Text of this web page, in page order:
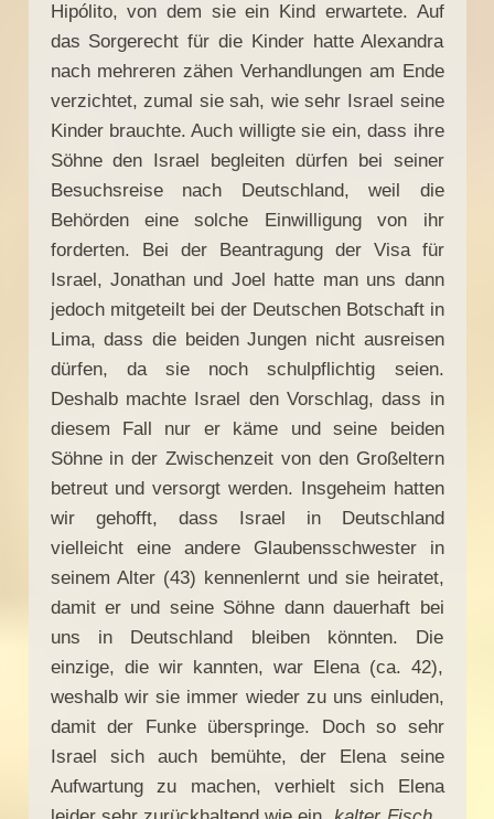
Hipólito, von dem sie ein Kind erwartete. Auf
das Sorgerecht für die Kinder hatte Alexandra
nach mehreren zähen Verhandlungen am Ende
verzichtet, zumal sie sah, wie sehr Israel seine
Kinder brauchte. Auch willigte sie ein, dass ihre
Söhne den Israel begleiten dürfen bei seiner
Besuchsreise nach Deutschland, weil die
Behörden eine solche Einwilligung von ihr
forderten. Bei der Beantragung der Visa für
Israel, Jonathan und Joel hatte man uns dann
jedoch mitgeteilt bei der Deutschen Botschaft in
Lima, dass die beiden Jungen nicht ausreisen
dürfen, da sie noch schulpflichtig seien.
Deshalb machte Israel den Vorschlag, dass in
diesem Fall nur er käme und seine beiden
Söhne in der Zwischenzeit von den Großeltern
betreut und versorgt werden. Insgeheim hatten
wir gehofft, dass Israel in Deutschland
vielleicht eine andere Glaubensschwester in
seinem Alter (43) kennenlernt und sie heiratet,
damit er und seine Söhne dann dauerhaft bei
uns in Deutschland bleiben könnten. Die
einzige, die wir kannten, war Elena (ca. 42),
weshalb wir sie immer wieder zu uns einluden,
damit der Funke überspringe. Doch so sehr
Israel sich auch bemühte, der Elena seine
Aufwartung zu machen, verhielt sich Elena